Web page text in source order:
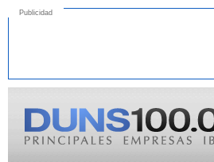
Publicidad